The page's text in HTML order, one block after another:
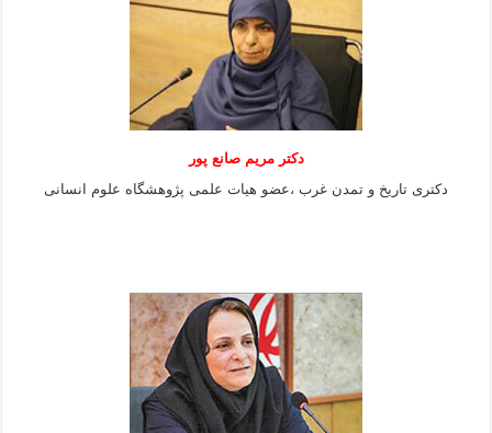
دکتر مریم صانع پور
دکتری تاریخ و تمدن غرب ،عضو هیات علمی پژوهشگاه علوم انسانی